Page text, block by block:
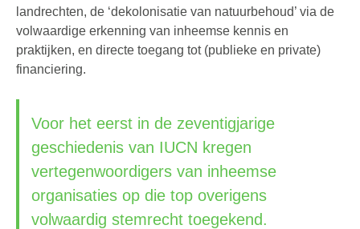
landrechten, de ‘dekolonisatie van natuurbehoud’ via de
volwaardige erkenning van inheemse kennis en
praktijken, en directe toegang tot (publieke en private)
financiering.
Voor het eerst in de zeventigjarige
geschiedenis van IUCN kregen
vertegenwoordigers van inheemse
organisaties op die top overigens
volwaardig stemrecht toegekend.